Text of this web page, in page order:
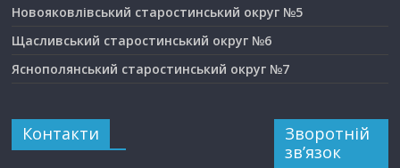
Новояковлівський старостинський округ №5
Щасливський старостинський округ №6
Яснополянський старостинський округ №7
Контакти
Зворотній
зв’язок